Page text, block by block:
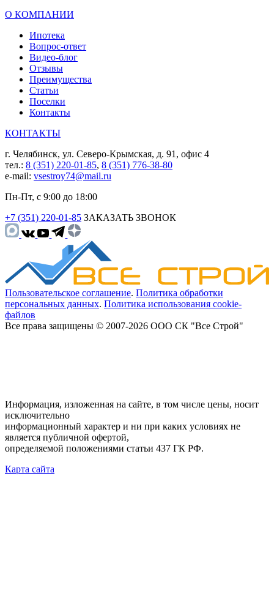
О КОМПАНИИ
Ипотека
Вопрос-ответ
Видео-блог
Отзывы
Преимущества
Статьи
Поселки
Контакты
КОНТАКТЫ
г. Челябинск, ул. Северо-Крымская, д. 91, офис 4
тел.: 8 (351) 220-01-85, 8 (351) 776-38-80
e-mail: vsestroy74@mail.ru
Пн-Пт, с 9:00 до 18:00
+7 (351) 220-01-85 ЗАКАЗАТЬ ЗВОНОК
Пользовательское соглашение. Политика обработки
персональных данных. Политика использования cookie-
файлов
Все права защищены © 2007-2026 ООО СК "Все Строй"
Информация, изложенная на сайте, в том числе цены, носит
исключительно
информационный характер и ни при каких условиях не
является публичной офертой,
определяемой положениями статьи 437 ГК РФ.
Карта сайта